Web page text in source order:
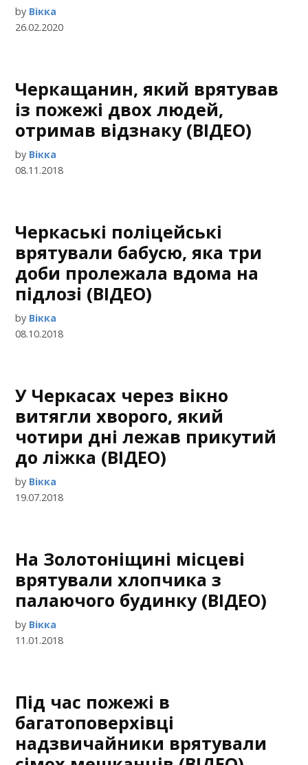
by Вікка
26.02.2020
Черкащанин, який врятував
із пожежі двох людей,
отримав відзнаку (ВІДЕО)
by Вікка
08.11.2018
Черкаські поліцейські
врятували бабусю, яка три
доби пролежала вдома на
підлозі (ВІДЕО)
by Вікка
08.10.2018
У Черкасах через вікно
витягли хворого, який
чотири дні лежав прикутий
до ліжка (ВІДЕО)
by Вікка
19.07.2018
На Золотоніщині місцеві
врятували хлопчика з
палаючого будинку (ВІДЕО)
by Вікка
11.01.2018
Під час пожежі в
багатоповерхівці
надзвичайники врятували